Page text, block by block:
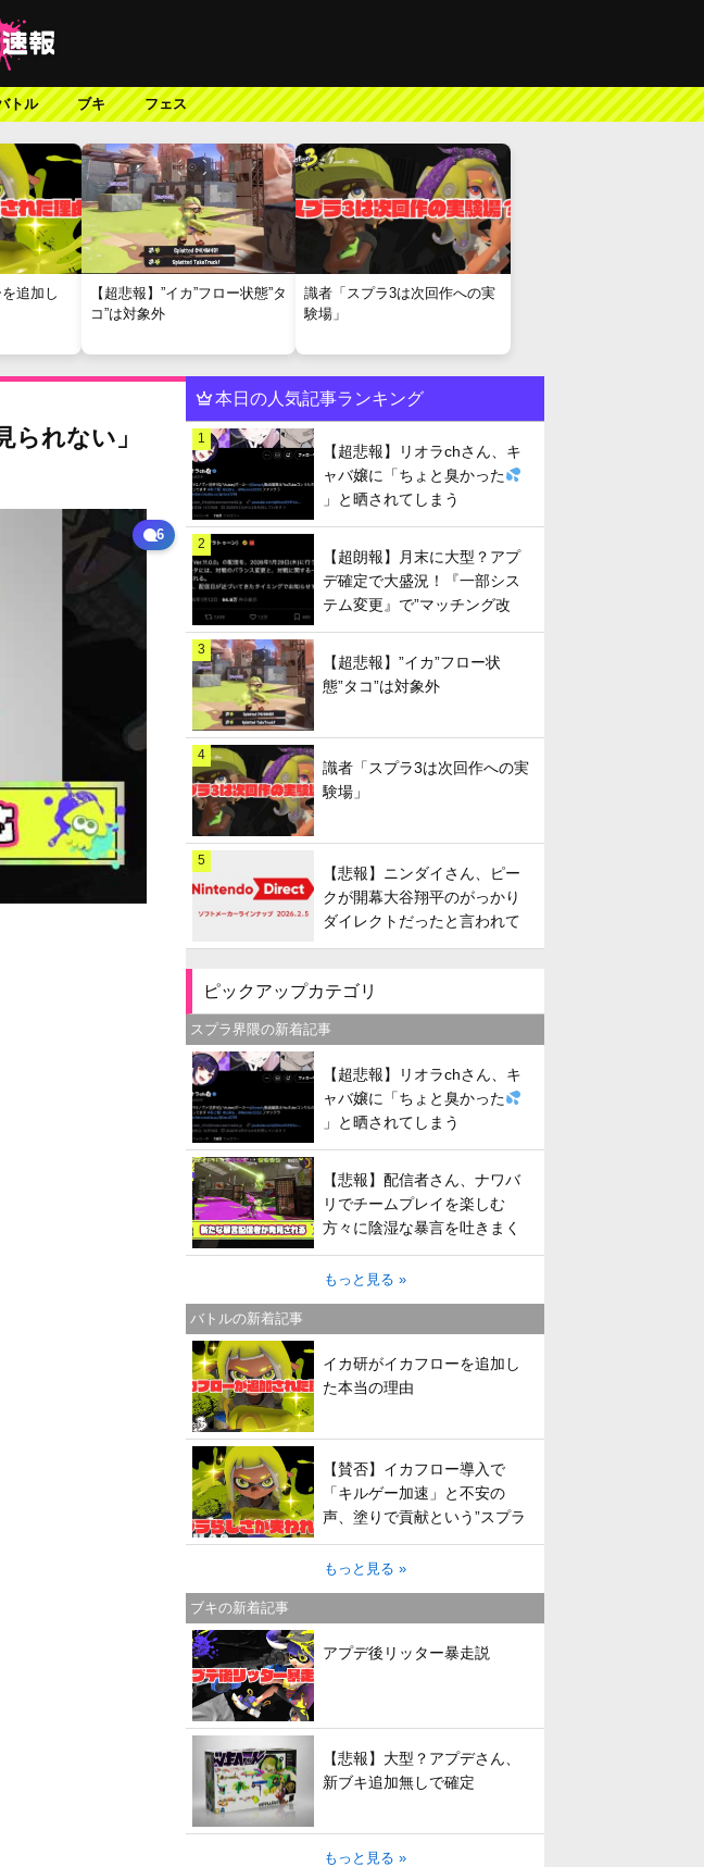
トル ブキ フェス
追加し
【超悲報】”イカ”フロー状態”タ
コ”は対象外
識者「スプラ3は次回作への実
験場」
れない」
6
本日の人気記事ランキング
1
【超悲報】リオラchさん、キ
ャバ嬢に「ちょと臭かった
」と晒されてしまう
2
【超朗報】月末に大型？アプ
デ確定で大盛況！『一部シス
テム変更』で”マッチング改
善”への期待が高まる
3
【超悲報】”イカ”フロー状
態”タコ”は対象外
4
識者「スプラ3は次回作への実
験場」
5
【悲報】ニンダイさん、ピー
クが開幕大谷翔平のがっかり
ダイレクトだったと言われて
しまう
ピックアップカテゴリ
スプラ界隈の新着記事
【超悲報】リオラchさん、キ
ャバ嬢に「ちょと臭かった
」と晒されてしまう
【悲報】配信者さん、ナワバ
リでチームプレイを楽しむ
方々に陰湿な暴言を吐きまく
ってしまう
もっと見る »
バトルの新着記事
イカ研がイカフローを追加し
た本当の理由
【賛否】イカフロー導入で
「キルゲー加速」と不安の
声、塗りで貢献という”スプラ
らしさ”は失われてしまうのか
もっと見る »
ブキの新着記事
アプデ後リッター暴走説
【悲報】大型？アプデさん、
新ブキ追加無しで確定
もっと見る »